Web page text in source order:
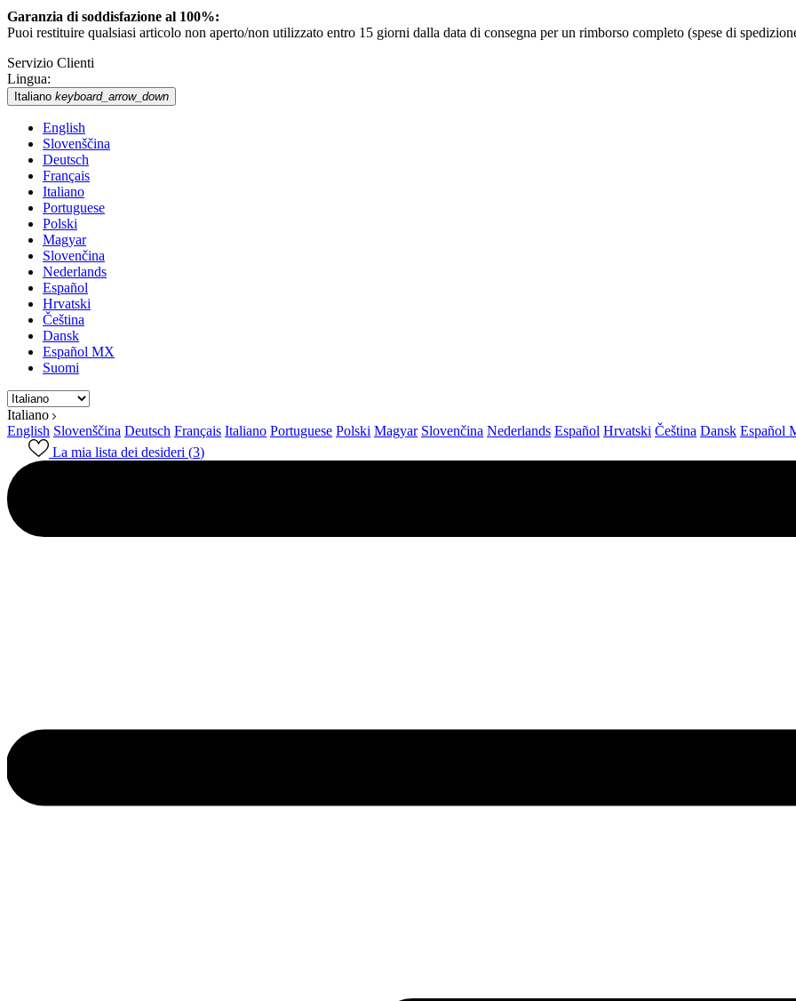
Garanzia di soddisfazione al 100%:
Puoi restituire qualsiasi articolo non aperto/non utilizzato entro 15 giorni dalla data di consegna per un rimborso completo (spese di
Servizio Clienti
Lingua:
Italiano keyboard_arrow_down
English
Slovenščina
Deutsch
Français
Italiano
Portuguese
Polski
Magyar
Slovenčina
Nederlands
Español
Hrvatski
Čeština
Dansk
Español MX
Suomi
Italiano
English Slovenščina Deutsch Français Italiano Portuguese Polski Magyar Slovenčina Nederlands Español Hrvatski Čeština Dansk Español
La mia lista dei desideri (3)